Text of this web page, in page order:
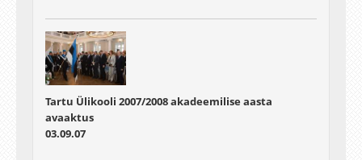
Tartu Ülikooli 2007/2008 akadeemilise aasta
avaaktus
03.09.07